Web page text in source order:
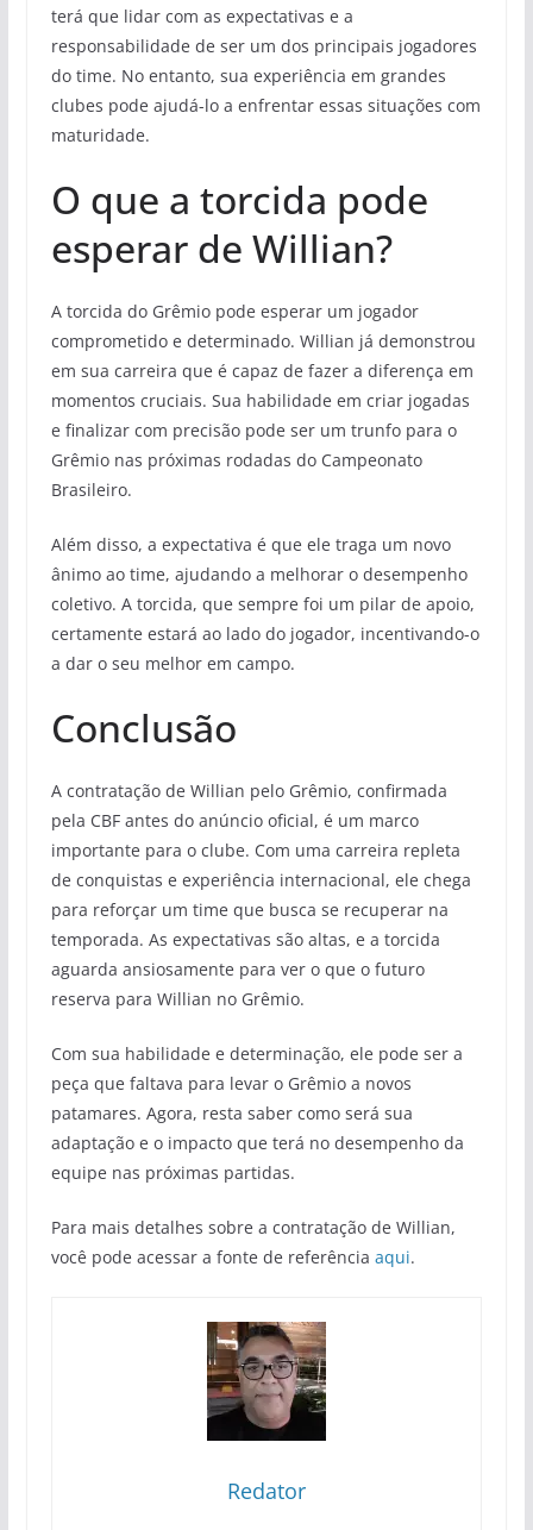
terá que lidar com as expectativas e a
responsabilidade de ser um dos principais jogadores
do time. No entanto, sua experiência em grandes
clubes pode ajudá-lo a enfrentar essas situações com
maturidade.
O que a torcida pode
esperar de Willian?
A torcida do Grêmio pode esperar um jogador
comprometido e determinado. Willian já demonstrou
em sua carreira que é capaz de fazer a diferença em
momentos cruciais. Sua habilidade em criar jogadas
e finalizar com precisão pode ser um trunfo para o
Grêmio nas próximas rodadas do Campeonato
Brasileiro.
Além disso, a expectativa é que ele traga um novo
ânimo ao time, ajudando a melhorar o desempenho
coletivo. A torcida, que sempre foi um pilar de apoio,
certamente estará ao lado do jogador, incentivando-o
a dar o seu melhor em campo.
Conclusão
A contratação de Willian pelo Grêmio, confirmada
pela CBF antes do anúncio oficial, é um marco
importante para o clube. Com uma carreira repleta
de conquistas e experiência internacional, ele chega
para reforçar um time que busca se recuperar na
temporada. As expectativas são altas, e a torcida
aguarda ansiosamente para ver o que o futuro
reserva para Willian no Grêmio.
Com sua habilidade e determinação, ele pode ser a
peça que faltava para levar o Grêmio a novos
patamares. Agora, resta saber como será sua
adaptação e o impacto que terá no desempenho da
equipe nas próximas partidas.
Para mais detalhes sobre a contratação de Willian,
você pode acessar a fonte de referência aqui.
Redator